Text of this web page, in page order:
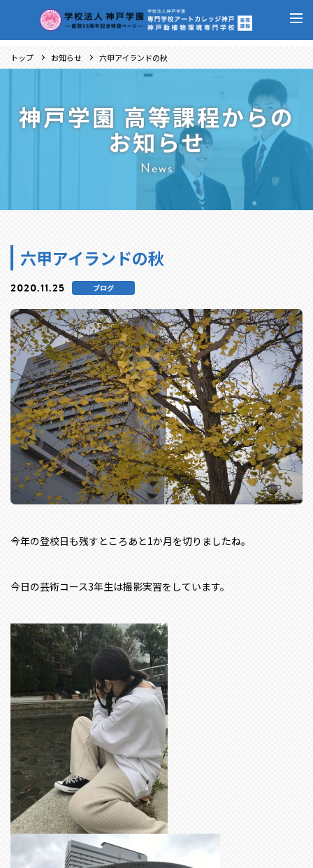
トップ お知らせ 六甲アイランドの秋
神戸学園 高等課程からの
お知らせ
News
六甲アイランドの秋
2020.11.25 ブログ
今年の登校日も残すところあと1か月を切りましたね。
今日の芸術コース3年生は撮影実習をしています。